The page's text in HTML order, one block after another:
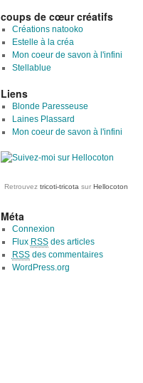
coups de cœur créatifs
Créations natooko
Estelle à la créa
Mon coeur de savon à l'infini
Stellablue
Liens
Blonde Paresseuse
Laines Plassard
Mon coeur de savon à l'infini
Retrouvez tricoti-tricota sur Hellocoton
Méta
Connexion
Flux RSSdes articles
RSSdes commentaires
WordPress.org